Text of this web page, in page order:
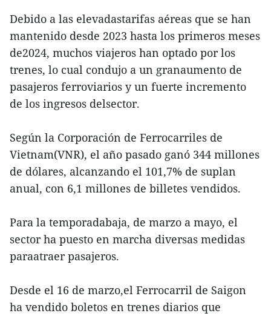
Debido a las elevadastarifas aéreas que se han
mantenido desde 2023 hasta los primeros meses
de2024, muchos viajeros han optado por los
trenes, lo cual condujo a un granaumento de
pasajeros ferroviarios y un fuerte incremento
de los ingresos delsector.
Según la Corporación de Ferrocarriles de
Vietnam(VNR), el año pasado ganó 344 millones
de dólares, alcanzando el 101,7% de suplan
anual, con 6,1 millones de billetes vendidos.
Para la temporadabaja, de marzo a mayo, el
sector ha puesto en marcha diversas medidas
paraatraer pasajeros.
Desde el 16 de marzo,el Ferrocarril de Saigon
ha vendido boletos en trenes diarios que